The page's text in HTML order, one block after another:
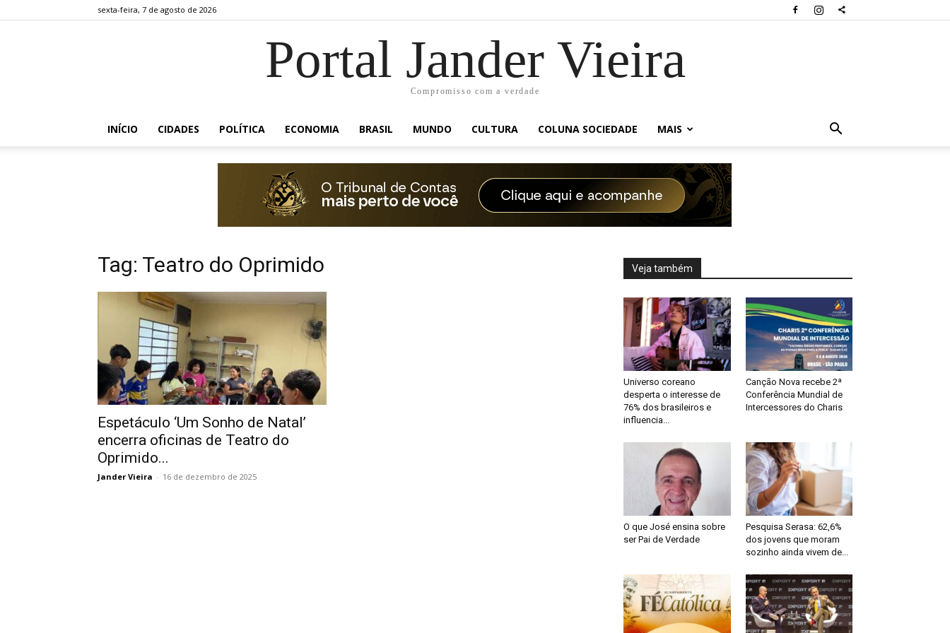
sexta-feira, 7 de agosto de 2026
Portal Jander Vieira
Compromisso com a verdade
INÍCIO CIDADES POLÍTICA ECONOMIA BRASIL MUNDO CULTURA COLUNA SOCIEDADE MAIS
Tag: Teatro do Oprimido
Espetáculo ‘Um Sonho de Natal’
encerra oficinas de Teatro do
Oprimido...
Jander Vieira - 16 de dezembro de 2025
Veja também
Universo coreano
desperta o interesse de
76% dos brasileiros e
influencia...
Canção Nova recebe 2ª
Conferência Mundial de
Intercessores do Charis
O que José ensina sobre
ser Pai de Verdade
Pesquisa Serasa: 62,6%
dos jovens que moram
sozinho ainda vivem de...